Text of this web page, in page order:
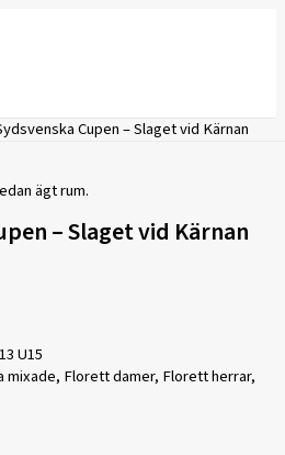
Cupen – Slaget vid Kärnan
ägt rum.
– Slaget vid Kärnan
U15
mixade, Florett damer, Florett herrar,